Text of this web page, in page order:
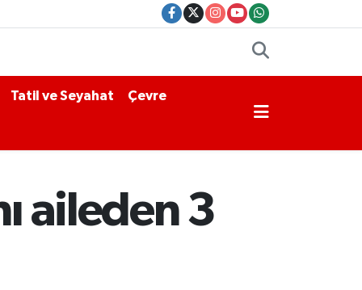
Tatil ve Seyahat Çevre
aileden 3